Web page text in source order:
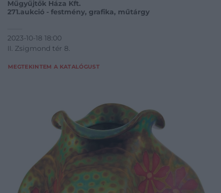
Műgyűjtők Háza Kft.
271.aukció - festmény, grafika, műtárgy
2023-10-18 18:00
II. Zsigmond tér 8.
MEGTEKINTEM A KATALÓGUST